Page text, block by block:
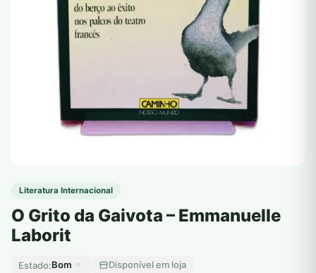
Literatura Internacional
O Grito da Gaivota – Emmanuelle
Laborit
Estado:Bom Disponível em loja